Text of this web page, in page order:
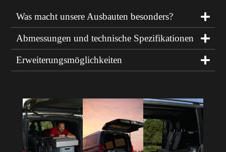
Was macht unsere Ausbauten besonders?
Abmessungen und technische Spezifikationen
Erweiterungsmöglichkeiten